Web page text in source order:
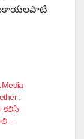
:
కలిసి
–